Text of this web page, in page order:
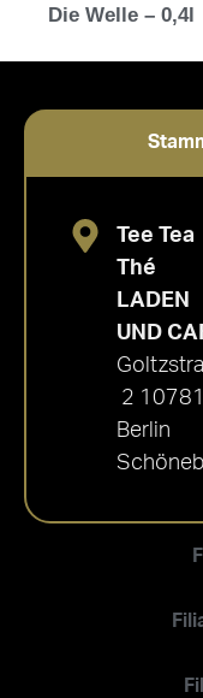
Die Welle – 0,4l
Tee Tea
Thé
LADEN
UND
2 10781
Berlin